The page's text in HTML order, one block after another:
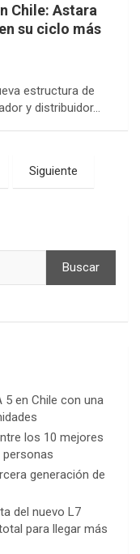
Chile: Astara
su ciclo más
estructura de
y distribuidor…
Siguiente
Buscar
5 en Chile con una
los 10 mejores
personas
generación de
del nuevo L7
para llegar más